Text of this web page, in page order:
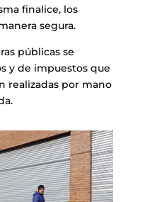
finalice, los
segura.
públicas se
y de impuestos que
realizadas por mano